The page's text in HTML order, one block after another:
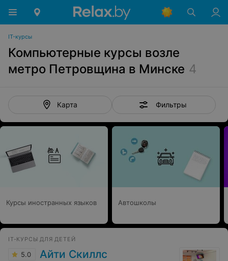
IT-курсы
Компьютерные курсы возле
метро Петровщина в Минске 4
Карта Фильтры
Курсы иностранных языков Автошколы
IT-КУРСЫ ДЛЯ ДЕТЕЙ
5.0 Айти Скиллс